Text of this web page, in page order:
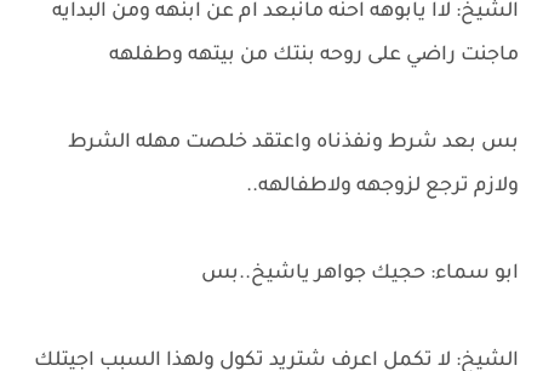
الشيخ: لاا يابوهه احنه مانبعد ام عن ابنهه ومن البدايه
ماجنت راضي على روحه بنتك من بيتهه وطفلهه
بس بعد شرط ونفذناه واعتقد خلصت مهله الشرط
ولازم ترجع لزوجهه ولاطفالهه..
ابو سماء: حجيك جواهر ياشيخ..بس
الشيخ: لا تكمل اعرف شتريد تكول ولهذا السبب اجيتلك